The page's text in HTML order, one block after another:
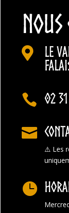
NOUS

Le
 02

⚠️ Les
